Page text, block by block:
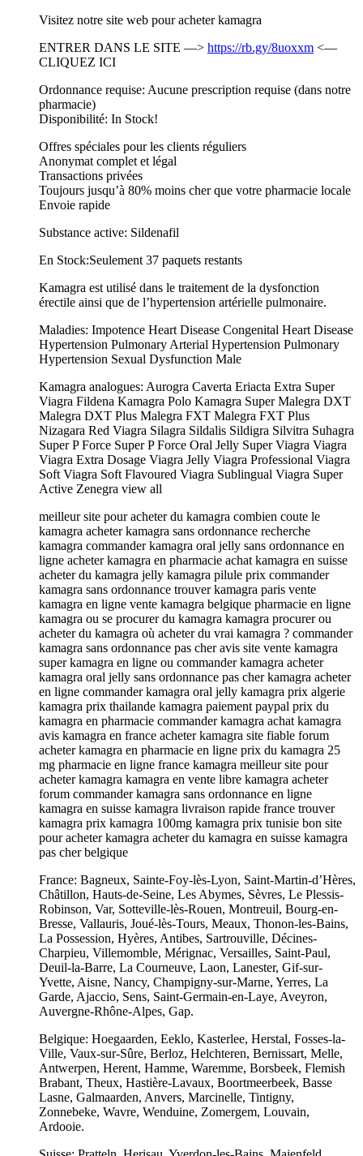
Visitez notre site web pour acheter kamagra
ENTRER DANS LE SITE —> https://rb.gy/8uoxxm <—
CLIQUEZ ICI
Ordonnance requise: Aucune prescription requise (dans notre
pharmacie)
Disponibilité: In Stock!
Offres spéciales pour les clients réguliers
Anonymat complet et légal
Transactions privées
Toujours jusqu’à 80% moins cher que votre pharmacie locale
Envoie rapide
Substance active: Sildenafil
En Stock:Seulement 37 paquets restants
Kamagra est utilisé dans le traitement de la dysfonction
érectile ainsi que de l’hypertension artérielle pulmonaire.
Maladies: Impotence Heart Disease Congenital Heart Disease
Hypertension Pulmonary Arterial Hypertension Pulmonary
Hypertension Sexual Dysfunction Male
Kamagra analogues: Aurogra Caverta Eriacta Extra Super
Viagra Fildena Kamagra Polo Kamagra Super Malegra DXT
Malegra DXT Plus Malegra FXT Malegra FXT Plus
Nizagara Red Viagra Silagra Sildalis Sildigra Silvitra Suhagra
Super P Force Super P Force Oral Jelly Super Viagra Viagra
Viagra Extra Dosage Viagra Jelly Viagra Professional Viagra
Soft Viagra Soft Flavoured Viagra Sublingual Viagra Super
Active Zenegra view all
meilleur site pour acheter du kamagra combien coute le
kamagra acheter kamagra sans ordonnance recherche
kamagra commander kamagra oral jelly sans ordonnance en
ligne acheter kamagra en pharmacie achat kamagra en suisse
acheter du kamagra jelly kamagra pilule prix commander
kamagra sans ordonnance trouver kamagra paris vente
kamagra en ligne vente kamagra belgique pharmacie en ligne
kamagra ou se procurer du kamagra kamagra procurer ou
acheter du kamagra où acheter du vrai kamagra ? commander
kamagra sans ordonnance pas cher avis site vente kamagra
super kamagra en ligne ou commander kamagra acheter
kamagra oral jelly sans ordonnance pas cher kamagra acheter
en ligne commander kamagra oral jelly kamagra prix algerie
kamagra prix thailande kamagra paiement paypal prix du
kamagra en pharmacie commander kamagra achat kamagra
avis kamagra en france acheter kamagra site fiable forum
acheter kamagra en pharmacie en ligne prix du kamagra 25
mg pharmacie en ligne france kamagra meilleur site pour
acheter kamagra kamagra en vente libre kamagra acheter
forum commander kamagra sans ordonnance en ligne
kamagra en suisse kamagra livraison rapide france trouver
kamagra prix kamagra 100mg kamagra prix tunisie bon site
pour acheter kamagra acheter du kamagra en suisse kamagra
pas cher belgique
France: Bagneux, Sainte-Foy-lès-Lyon, Saint-Martin-d’Hères,
Châtillon, Hauts-de-Seine, Les Abymes, Sèvres, Le Plessis-
Robinson, Var, Sotteville-lès-Rouen, Montreuil, Bourg-en-
Bresse, Vallauris, Joué-lès-Tours, Meaux, Thonon-les-Bains,
La Possession, Hyères, Antibes, Sartrouville, Décines-
Charpieu, Villemomble, Mérignac, Versailles, Saint-Paul,
Deuil-la-Barre, La Courneuve, Laon, Lanester, Gif-sur-
Yvette, Aisne, Nancy, Champigny-sur-Marne, Yerres, La
Garde, Ajaccio, Sens, Saint-Germain-en-Laye, Aveyron,
Auvergne-Rhône-Alpes, Gap.
Belgique: Hoegaarden, Eeklo, Kasterlee, Herstal, Fosses-la-
Ville, Vaux-sur-Sûre, Berloz, Helchteren, Bernissart, Melle,
Antwerpen, Herent, Hamme, Waremme, Borsbeek, Flemish
Brabant, Theux, Hastière-Lavaux, Boortmeerbeek, Basse
Lasne, Galmaarden, Anvers, Marcinelle, Tintigny,
Zonnebeke, Wavre, Wenduine, Zomergem, Louvain,
Ardooie.